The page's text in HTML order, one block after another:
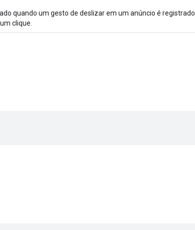
quando um gesto de deslizar em um anúncio é registrado
clique.